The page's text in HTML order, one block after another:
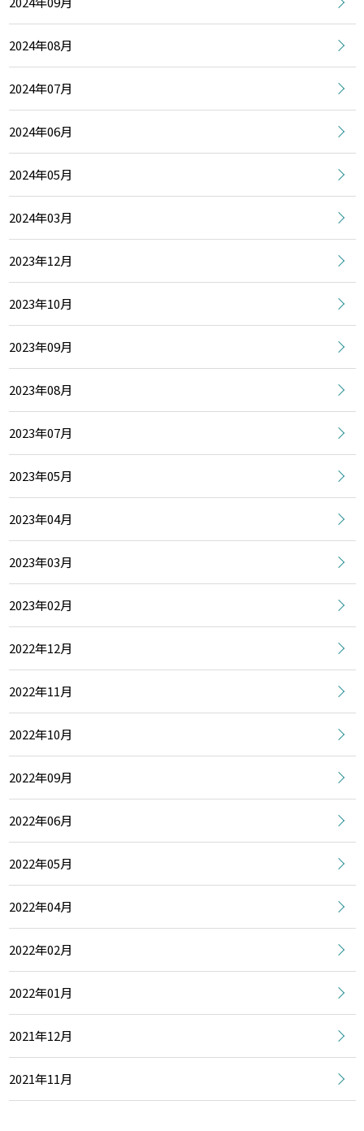
2024年08月
2024年07月
2024年06月
2024年05月
2024年03月
2023年12月
2023年10月
2023年09月
2023年08月
2023年07月
2023年05月
2023年04月
2023年03月
2023年02月
2022年12月
2022年11月
2022年10月
2022年09月
2022年06月
2022年05月
2022年04月
2022年02月
2022年01月
2021年12月
2021年11月